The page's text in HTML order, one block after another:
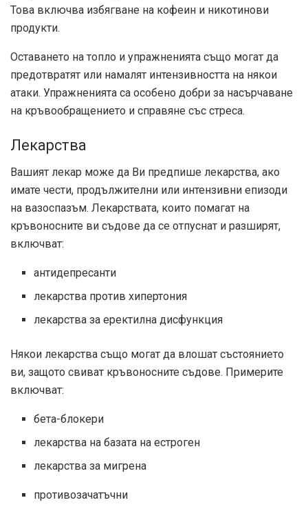
Това включва избягване на кофеин и никотинови
продукти.
Оставането на топло и упражненията също могат да
предотвратят или намалят интензивността на някои
атаки. Упражненията са особено добри за насърчаване
на кръвообращението и справяне със стреса.
Лекарства
Вашият лекар може да Ви предпише лекарства, ако
имате чести, продължителни или интензивни епизоди
на вазоспазъм. Лекарствата, които помагат на
кръвоносните ви съдове да се отпуснат и разширят,
включват:
антидепресанти
лекарства против хипертония
лекарства за еректилна дисфункция
Някои лекарства също могат да влошат състоянието
ви, защото свиват кръвоносните съдове. Примерите
включват:
бета-блокери
лекарства на базата на естроген
лекарства за мигрена
противозачатъчни